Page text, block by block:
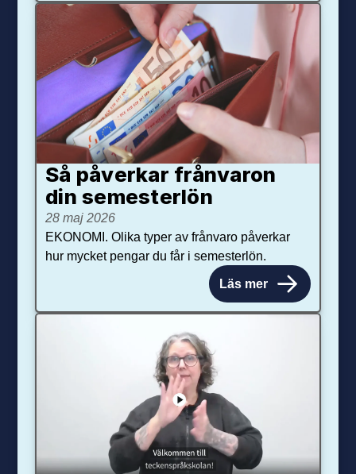
Så påverkar från­varon
din semester­lön
28 maj 2026
EKONOMI. Olika typer av frånvaro påverkar
hur mycket pengar du får i semesterlön.
Läs mer